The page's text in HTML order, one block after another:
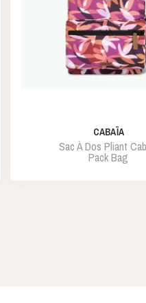
CABAÏA
Sac À Dos Pliant
Pack Bag